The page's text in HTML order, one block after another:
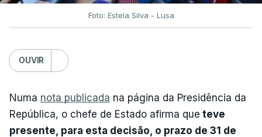
Foto: Estela Silva - Lusa
OUVIR
Numa nota publicada na página da Presidência da
República, o chefe de Estado afirma que teve
presente, para esta decisão, o prazo de 31 de